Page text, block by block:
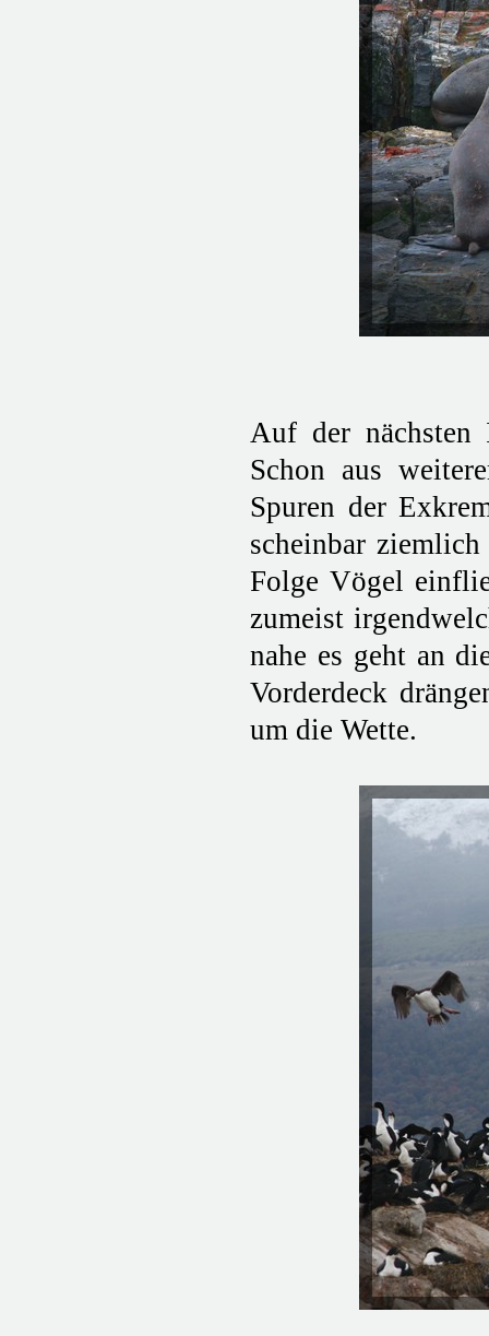
Auf der nächsten
Schon aus
Spuren der
scheinbar
Folge Vögel
zumeist
nahe es geht an
Vorderdeck
um die Wette.